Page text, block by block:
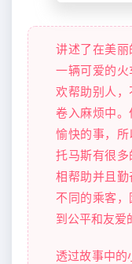
讲述了在美
一辆可爱的
欢帮助别人
卷入麻烦中
愉快的事，所
托马斯有很多
相帮助并且
不同的乘客
到公平和友爱
透过故事中的